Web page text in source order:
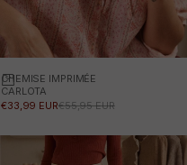
Choisissez des options
CHEMISE IMPRIMÉE
CARLOTA
PRIX PROMOTIONNEL
€33,99 EURPRIX NORMAL
€55,95 EUR